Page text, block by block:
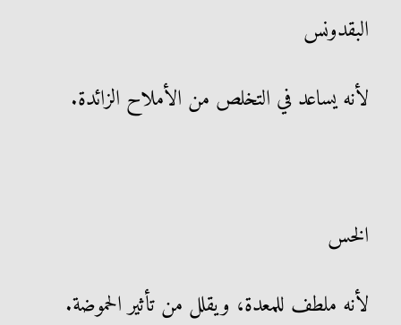
البقدونس
لأنه يساعد في التخلص من الأملاح الزائدة.
الخس
لأنه ملطف للمعدة، ويقلل من تأثير الحموضة.